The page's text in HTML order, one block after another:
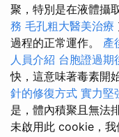
聚，特別是在液體攝
務 毛孔粗大醫美治療
過程的正常運作。 產
人員介紹 台胞證過期
快，這意味著毒素開
針的修復方式 實力堅
是，體內積聚且無法
未啟用此 cookie，我